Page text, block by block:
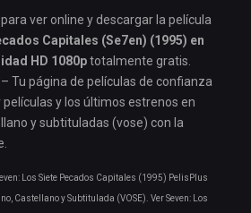
ver online y descargar la película
Capitales (Se7en) (1995) en
HD 1080ptotalmente gratis.
Tu página de películas de confianza
y los últimos estrenos en
y subtituladas (vose) con la
Los Siete Pecados Capitales (1995) PelisPlus
Castellano y Subtitulada (VOSE). Ver Seven: Los